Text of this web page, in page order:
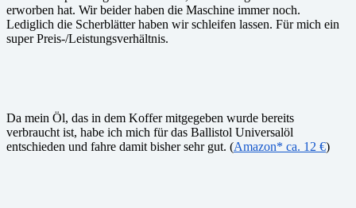
erworben hat. Wir beider haben die Maschine immer noch.
Lediglich die Scherblätter haben wir schleifen lassen. Für mich ein
super Preis-/Leistungsverhältnis.
Da mein Öl, das in dem Koffer mitgegeben wurde bereits
verbraucht ist, habe ich mich für das Ballistol Universalöl
entschieden und fahre damit bisher sehr gut. (Amazon* ca. 12 €)